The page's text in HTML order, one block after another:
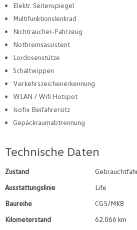
Elektr. Seitenspiegel
Multifunktionslenkrad
Nichtraucher-Fahrzeug
Notbremsassistent
Lordosenstütze
Schaltwippen
Verkehrszeichenerkennung
WLAN / Wifi Hotspot
Isofix Beifahrersitz
Gepäckraumabtrennung
Technische Daten
Zustand
Ausstattungslinie
Life
Baureihe
CG5/MK8
Kilometerstand
62.066 km